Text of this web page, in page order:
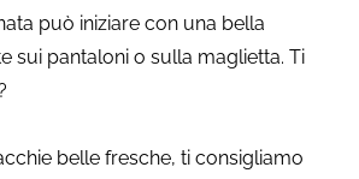
può iniziare con una bella
sui pantaloni o sulla maglietta. Ti
belle fresche, ti consigliamo